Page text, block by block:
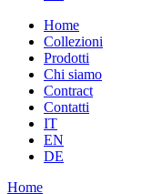
Home
Collezioni
Prodotti
Chi siamo
Contract
Contatti
IT
EN
DE
Home